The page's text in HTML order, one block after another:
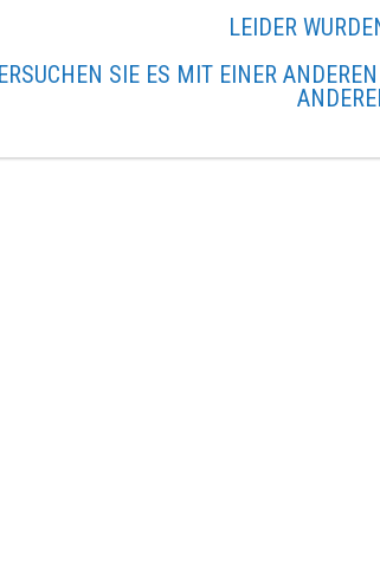
LEIDER
SIE ES MIT EINER